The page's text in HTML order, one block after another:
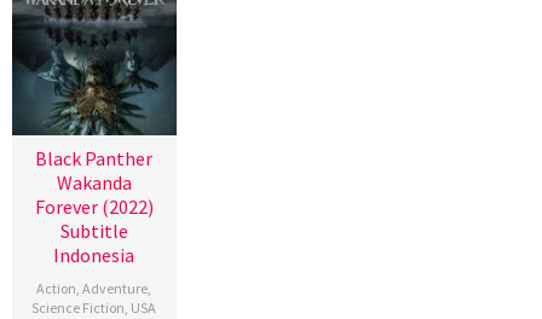
Black Panther
Wakanda
Forever (2022)
Subtitle
Indonesia
Action,Adventure,
Science Fiction, USA